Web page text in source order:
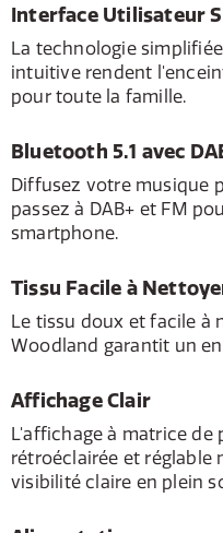
Interface Utilisateur
La technologie
intuitive rendent
pour toute la famille.
Bluetooth 5.1 avec
Diffusez votre musique
passez à DAB+ et FM
smartphone.
Tissu Facile à
Le tissu doux et facile à
Woodland garantit un
Affichage Clair
L'affichage à matrice de
rétroéclairée et réglable
visibilité claire en plein